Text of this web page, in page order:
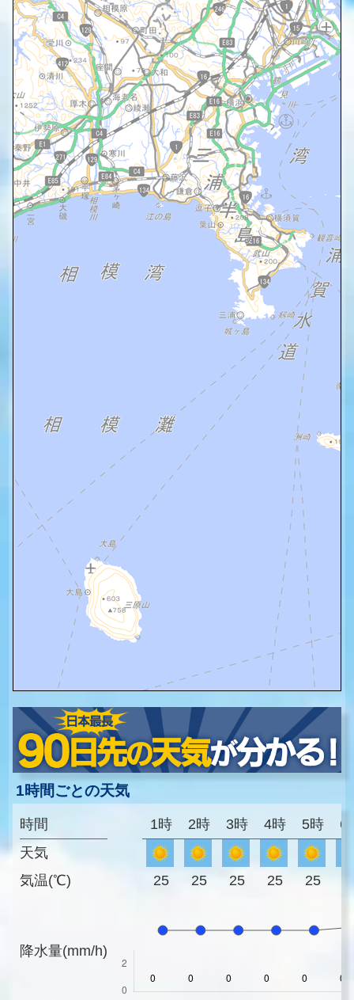
1時間ごとの天気
時間
天気
気温(℃)
降水量(mm/h)
1時 2時 3時 4時 5時 6
25 25 25 25 25